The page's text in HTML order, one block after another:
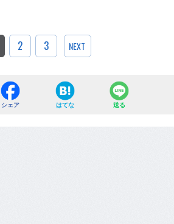
2 3 NEXT
シェア はてな 送る